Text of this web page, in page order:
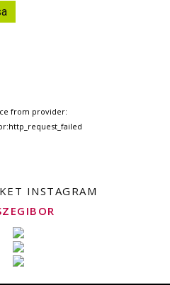
from provider:
INSTAGRAM